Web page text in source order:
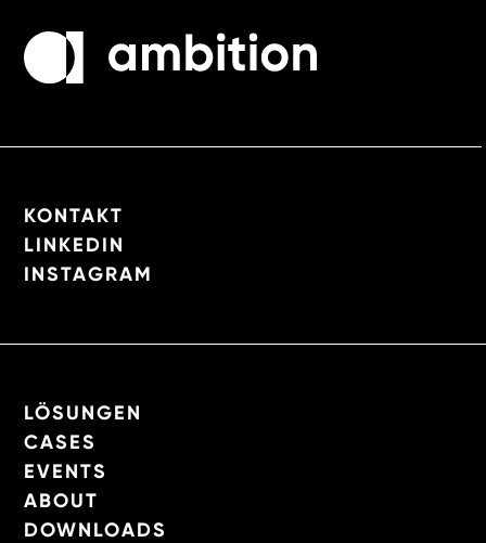
KONTAKT
LINKEDIN
INSTAGRAM
LÖSUNGEN
CASES
EVENTS
ABOUT
DOWNLOADS